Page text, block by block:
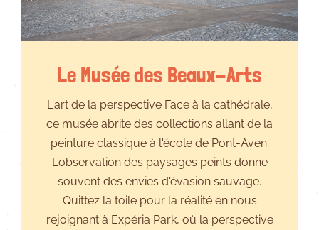
Le Musée des Beaux-Arts
L'art de la perspective Face à la cathédrale,
ce musée abrite des collections allant de la
peinture classique à l'école de Pont-Aven.
L'observation des paysages peints donne
souvent des envies d'évasion sauvage.
Quittez la toile pour la réalité en nous
rejoignant à Expéria Park, où la perspective